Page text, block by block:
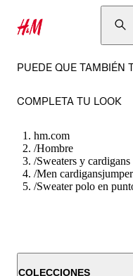
PUEDE QUE TAMBIÉN
COMPLETA TU LOOK
hm.com
/Hombre
/Sweaters y cardigans
/Men
/Sweater polo en
COLECCIONES